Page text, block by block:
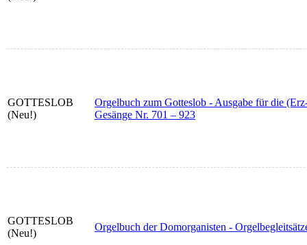
GOTTESLOB
(Neu!)
Orgelbuch zum Gotteslob - Ausgabe für die
Gesänge Nr. 701 – 923
GOTTESLOB
(Neu!)
Orgelbuch der Domorganisten -